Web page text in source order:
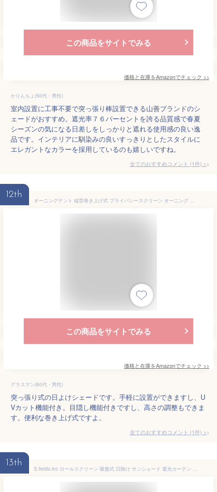
この商品をサイトでみる
価格と在庫をAmazonでチェック >>
かりんちょ(50代・男性)
室内設置に工事不要で突っ張り棒設置できる山善ブランドのシ
ェードがおすすめ。遮光率７６パーセントを誇る品質感で春夏
シーズンの気になる日差しをしっかりと遮れる使用感の良い逸
品です。インテリアに馴染みの良いすっきりとしたスタイルに
エレガントなカラーを採用しているのも嬉しいですね。
全てのおすすめコメント (1件) >
12th
オーニングテント ​​縦型巻き上げ式​ プライバシースクリーン オーニング 幅150/200cm つっぱり式サンシェード 高さ調節可能 目隠し機能付き 窓・庭用 日除け 雨よけ UVカット (ホワイトポール*ベージュ布, 幅150cm)
この商品をサイトでみる
価格と在庫をAmazonでチェック >>
グラスマン(60代・男性)
突っ張り式の日よけシェードです。手軽に設置ができますし、U
Vカット機能付き。目隠し機能付きですし、高さの調整もできま
す。便利な巻き上げ式ですよ。
全てのおすすめコメント (1件) >
13th
S.fields.inc ロールスクリーン 吸盤式 日除け サンシェード 遮光カーテン ブラインド 40cm 窓 車 (40*125cm,シルバー)